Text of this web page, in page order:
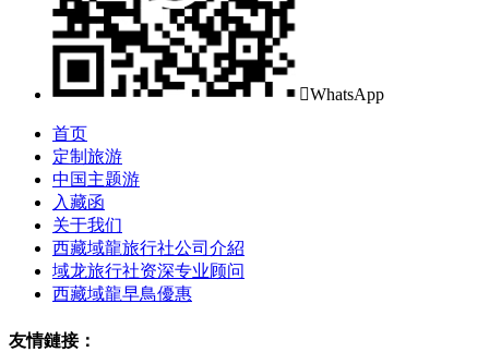
WhatsApp
首页
定制旅游
中国主题游
入藏函
关于我们
西藏域龍旅行社公司介紹
域龙旅行社资深专业顾问
西藏域龍早鳥優惠
友情鏈接：